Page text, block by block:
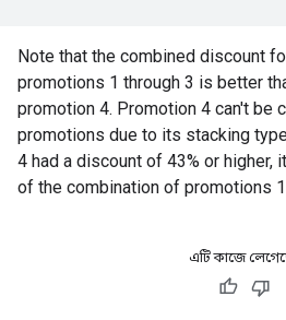
Note that the combined discount
promotions 1 through 3 is better
promotion 4. Promotion 4 can't be
promotions due to its stacking
4 had a discount of 43% or higher,
of the combination of promotions
এটি কাজে